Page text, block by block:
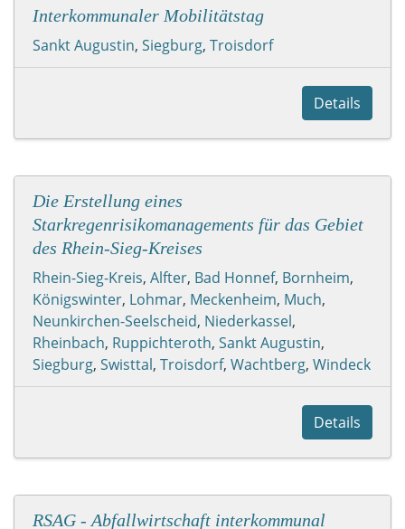
Interkommunaler Mobilitätstag
Sankt Augustin, Siegburg, Troisdorf
Details
Die Erstellung eines
Starkregenrisikomanagements für das Gebiet
des Rhein-Sieg-Kreises
Rhein-Sieg-Kreis, Alfter, Bad Honnef, Bornheim,
Königswinter, Lohmar, Meckenheim, Much,
Neunkirchen-Seelscheid, Niederkassel,
Rheinbach, Ruppichteroth, Sankt Augustin,
Siegburg, Swisttal, Troisdorf, Wachtberg, Windeck
Details
RSAG - Abfallwirtschaft interkommunal